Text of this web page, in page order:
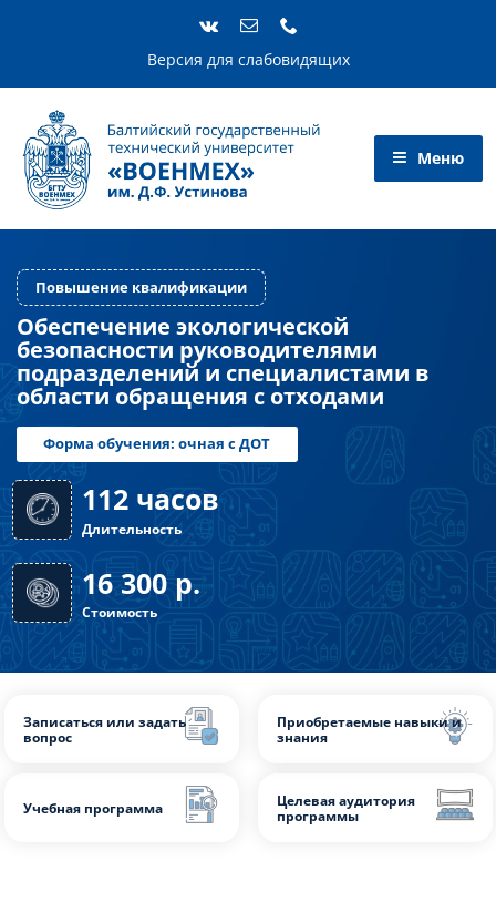
Версия для слабовидящих
Повышение квалификации
Обеспечение экологической
безопасности руководителями
подразделений и специалистами в
области обращения с отходами
Форма обучения: очная с ДОТ
112 часов
Длительность
16 300 р.